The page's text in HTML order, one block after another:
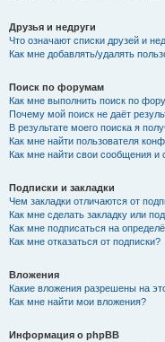
Друзья и недруги
Что означают списки друзей и
Как мне добавлять/удалять
Поиск по форумам
Как мне выполнить поиск по
Почему мой поиск не даёт
В результате моего поиска я
Как мне найти пользователя
Как мне найти свои сообщения
Подписки и закладки
Чем закладки отличаются от
Как мне сделать закладку или
Как мне подписаться на
Как мне отказаться от подписки?
Вложения
Какие вложения разрешены на
Как мне найти мои вложения?
Информация о phpBB